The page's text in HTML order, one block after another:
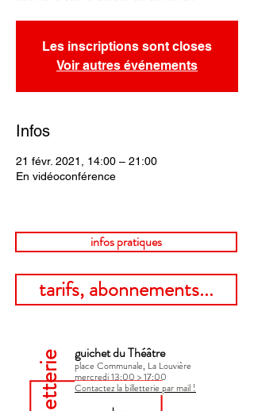
Les inscriptions sont closes
Voir autres événements
Infos
21 févr. 2021, 14:00 – 21:00
En vidéoconférence
infos pratiques
tarifs, abonnements...
billetterie guichet du Théâtre
place Communale, La Louvière
mercredi 13:00 > 17:00​
Contactez la billetterie par mail !